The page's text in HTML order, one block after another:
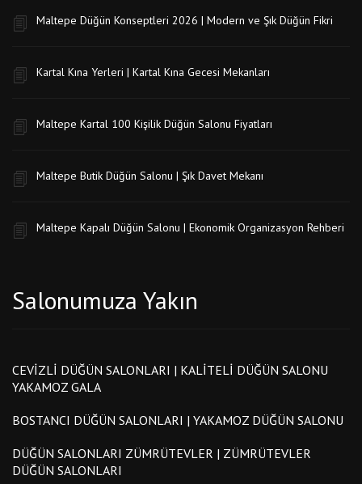
Maltepe Düğün Konseptleri 2026 | Modern ve Şık Düğün Fikri
Kartal Kına Yerleri | Kartal Kına Gecesi Mekanları
Maltepe Kartal 100 Kişilik Düğün Salonu Fiyatları
Maltepe Butik Düğün Salonu | Şık Davet Mekanı
Maltepe Kapalı Düğün Salonu | Ekonomik Organizasyon Rehberi
Salonumuza Yakın
CEVIZLI DÜĞÜN SALONLARI | KALITELI DÜĞÜN SALONU
YAKAMOZ GALA
BOSTANCI DÜĞÜN SALONLARI | YAKAMOZ DÜĞÜN SALONU
DÜĞÜN SALONLARI ZÜMRÜTEVLER | ZÜMRÜTEVLER
DÜĞÜN SALONLARI